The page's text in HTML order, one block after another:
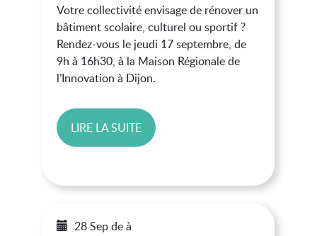
Votre collectivité envisage de rénover un
bâtiment scolaire, culturel ou sportif ?
Rendez-vous le jeudi 17 septembre, de
9h à 16h30, à la Maison Régionale de
l’Innovation à Dijon.
LIRE LA SUITE
28 Sepdeà